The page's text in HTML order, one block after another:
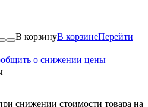
В корзинуВ корзинеПерейти
о снижении цены
снижении стоимости товара на